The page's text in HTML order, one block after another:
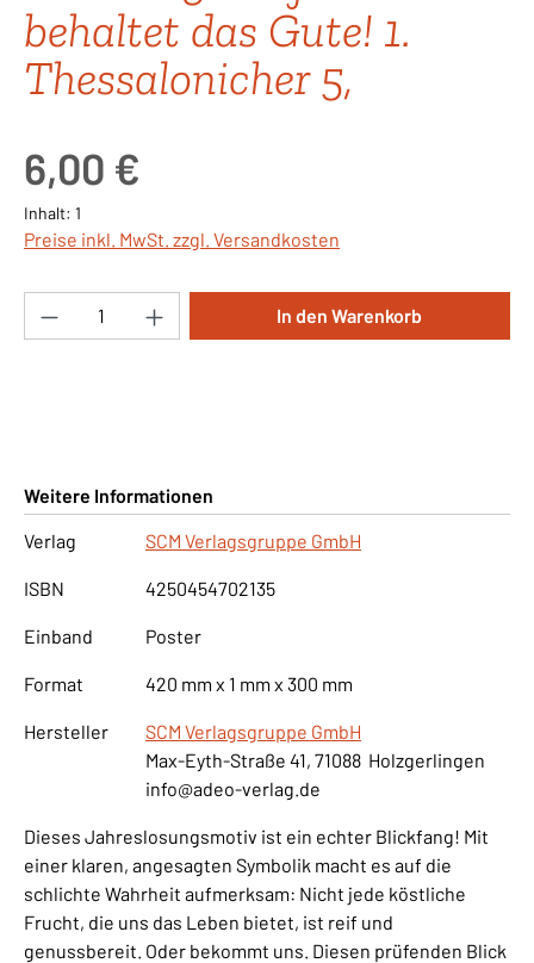
behaltet das Gute! 1.
Thessalonicher 5,
6,00 €
Inhalt: 1
Preise inkl. MwSt. zzgl. Versandkosten
Produkt Anzahl: Gib den gewünschten
In den Warenkorb
Weitere Informationen
Verlag
SCM Verlagsgruppe GmbH
ISBN 4250454702135
Einband Poster
Format 420 mm x 1 mm x 300 mm
Hersteller
SCM Verlagsgruppe GmbH
Max-Eyth-Straße 41, 71088 Holzgerlingen
info@adeo-verlag.de
Dieses Jahreslosungsmotiv ist ein echter Blickfang! Mit
einer klaren, angesagten Symbolik macht es auf die
schlichte Wahrheit aufmerksam: Nicht jede köstliche
Frucht, die uns das Leben bietet, ist reif und
genussbereit. Oder bekommt uns. Diesen prüfenden Blick